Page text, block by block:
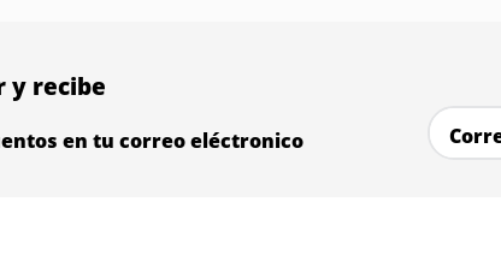
y recibe
en tu correo eléctronico